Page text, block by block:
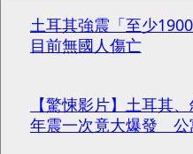
土耳其強震「至少
目前無國人傷亡
【驚悚影片】土耳其
年震一次竟大爆發 公